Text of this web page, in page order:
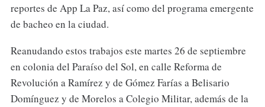
reportes de App La Paz, así como del programa emergente
de bacheo en la ciudad.
Reanudando estos trabajos este martes 26 de septiembre
en colonia del Paraíso del Sol, en calle Reforma de
Revolución a Ramírez y de Gómez Farías a Belisario
Domínguez y de Morelos a Colegio Militar, además de la